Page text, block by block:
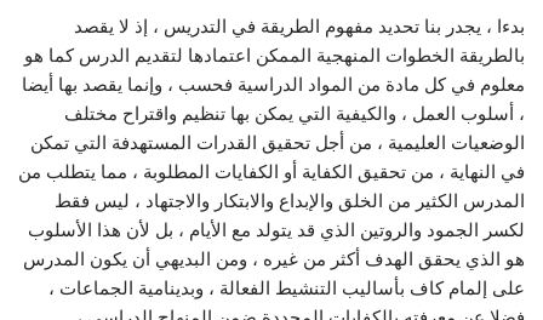
بدءا ، يجدر بنا تحديد مفهوم الطريقة في التدريس ، إذ لا يقصد
بالطريقة الخطوات المنهجية الممكن اعتمادها لتقديم الدرس كما هو
معلوم في كل مادة من المواد الدراسية فحسب ، وإنما يقصد بها أيضا
، أسلوب العمل ، والكيفية التي يمكن بها تنظيم واقتراح مختلف
الوضعيات العليمية ، من أجل تحقيق القدرات المستهدفة التي تمكن
في النهاية ، من تحقيق الكفاية أو الكفايات المطلوبة ، مما يتطلب من
المدرس الكثير من الخلق والإبداع والابتكار والاجتهاد ، ليس فقط
لكسر الجمود والروتين الذي قد يتولد مع الأيام ، بل لأن هذا الأسلوب
هو الذي يحقق الهدف أكثر من غيره ، ومن البديهي أن يكون المدرس
على إلمام كاف بأساليب التنشيط الفعالة ، وبدينامية الجماعات ،